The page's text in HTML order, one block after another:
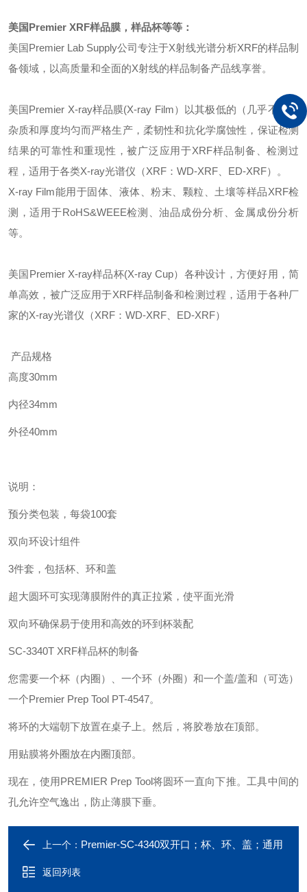
美国Premier XRF样品膜 ， 样品杯等等 ：
美国Premier Lab Supply公司专注于X射线光谱分析XRF的样品制
备领域，以高质量和全面的X射线的样品制备产品线享誉。
美国Premier X-ray样品膜(X-ray Film）以其极低的（几乎不含）
杂质和厚度均匀而严格生产，柔韧性和抗化学腐蚀性，保证检测
结果的可靠性和重现性，被广泛应用于XRF样品制备、检测过
程，适用于各类X-ray光谱仪（XRF：WD-XRF、ED-XRF）。
X-ray Film能用于固体、液体、粉末、颗粒、土壤等样品XRF检
测，适用于RoHS&WEEE检测、油品成份分析、金属成份分析
等。
美国Premier X-ray样品杯(X-ray Cup） 各种设计，方便好用，简
单高效 ，被广泛应用于XRF样品制备和检测过程，适用于各种厂
家的X-ray光谱仪（XRF：WD-XRF、ED-XRF）
产品规格
高度30mm
内径34mm
外径40mm
说明：
预分类包装，每袋100套
双向环设计组件
3件套，包括杯、环和盖
超大圆环可实现薄膜附件的真正拉紧，使平面光滑
双向环确保易于使用和高效的环到杯装配
SC-3340T XRF样品杯的制备
您需要一个杯（内圈）、一个环（外圈）和一个盖/盖和（可选）
一个Premier Prep Tool PT-4547。
将环的大端朝下放置在桌子上。然后，将胶卷放在顶部。
用贴膜将外圈放在内圈顶部。
现在，使用PREMIER Prep Tool将圆环一直向下推。工具中间的
孔允许空气逸出，防止薄膜下垂。
上一个： Premier-SC-4340双开口；杯、环、盖；通用
返回列表